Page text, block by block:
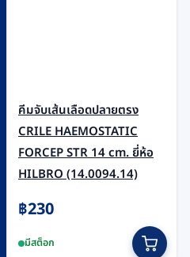
คีมจับเส้นเลือดปลายตรง
CRILE HAEMOSTATIC
FORCEP STR 14 cm. ยี่ห้อ
HILBRO (14.0094.14)
฿230
มีสต็อก